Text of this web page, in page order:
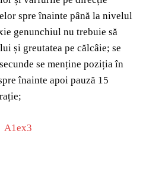
spre înainte până la nivelul
genunchiul nu trebuie să
și greutatea pe călcâie; se
se menține poziția în
înainte apoi pauză 15